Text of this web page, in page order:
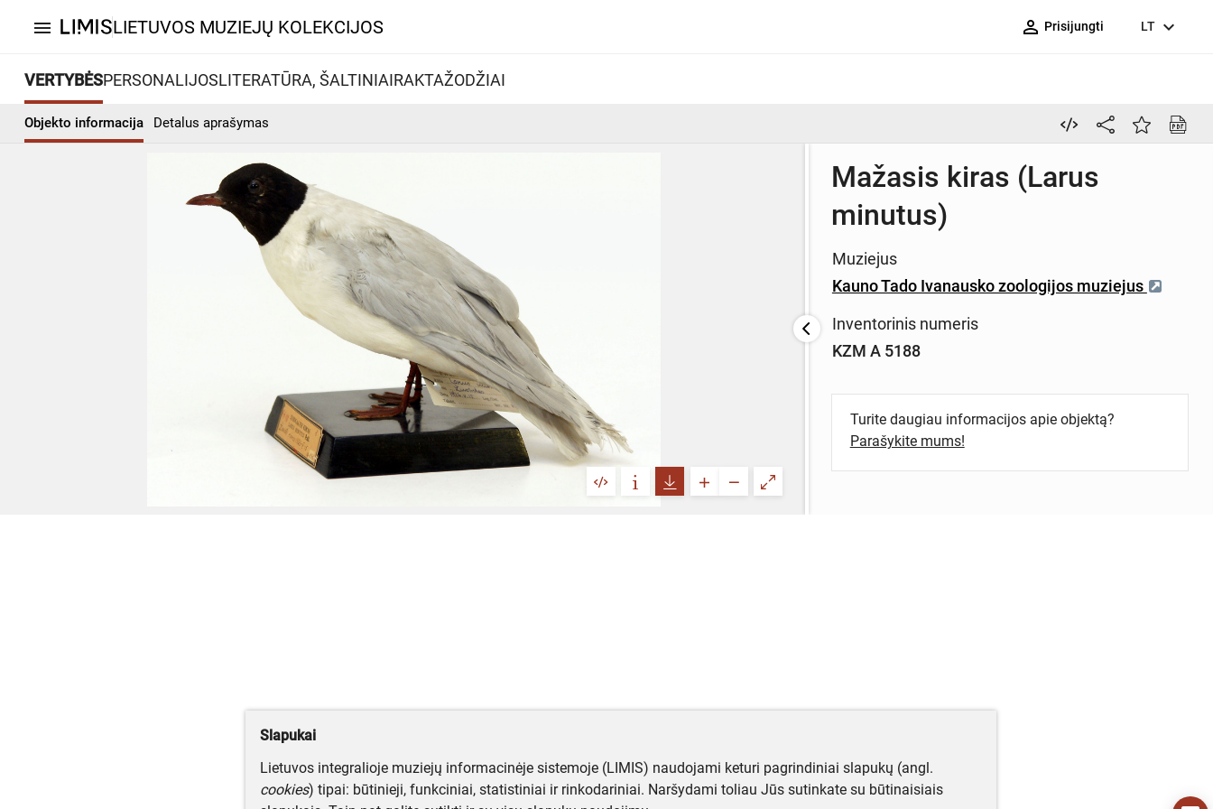
menu LIETUVOS MUZIEJŲ KOLEKCIJOS person_outline Prisijungti LT expand_more
VERTYBĖSPERSONALIJOSLITERATŪRA, ŠALTINIAIRAKTAŽODŽIAI
Objekto informacija Detalus aprašymas
Mažasis kiras (Larus
minutus)
Muziejus
Kauno Tado Ivanausko zoologijos muziejus
Inventorinis numeris
KZM A 5188
Turite daugiau informacijos apie objektą?
Parašykite mums!
Slapukai
Lietuvos integralioje muziejų informacinėje sistemoje (LIMIS) naudojami keturi pagrindiniai slapukų (angl.
cookies) tipai: būtinieji, funkciniai, statistiniai ir rinkodariniai. Naršydami toliau Jūs sutinkate su būtinaisiais